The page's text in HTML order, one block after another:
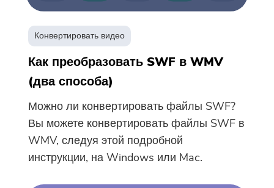
Конвертировать видео
Как преобразовать SWF в WMV
(два способа)
Можно ли конвертировать файлы SWF?
Вы можете конвертировать файлы SWF в
WMV, следуя этой подробной
инструкции, на Windows или Mac.